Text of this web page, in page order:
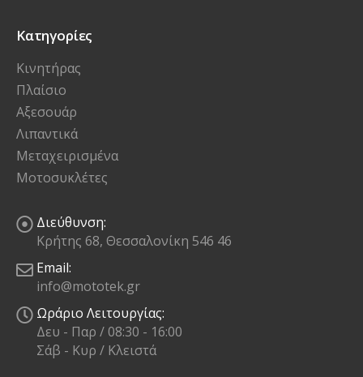
Κατηγορίες
Κινητήρας
Πλαίσιο
Αξεσουάρ
Λιπαντικά
Μεταχειρισμένα
Μοτοσυκλέτες
Διεύθυνση:
Κρήτης 68, Θεσσαλονίκη 546 46
Email:
info@mototek.gr
Ωράριο Λειτουργίας:
Δευ - Παρ / 08:30 - 16:00
Σάβ - Κυρ / Κλειστά